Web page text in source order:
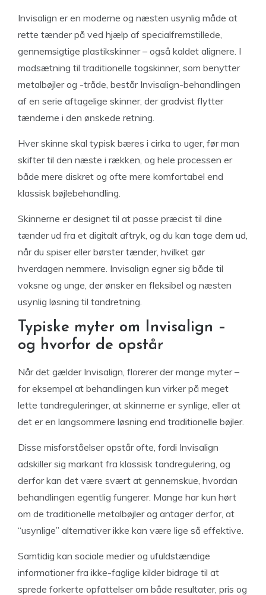
Invisalign er en moderne og næsten usynlig måde at
rette tænder på ved hjælp af specialfremstillede,
gennemsigtige plastikskinner – også kaldet alignere. I
modsætning til traditionelle togskinner, som benytter
metalbøjler og -tråde, består Invisalign-behandlingen
af en serie aftagelige skinner, der gradvist flytter
tænderne i den ønskede retning.
Hver skinne skal typisk bæres i cirka to uger, før man
skifter til den næste i rækken, og hele processen er
både mere diskret og ofte mere komfortabel end
klassisk bøjlebehandling.
Skinnerne er designet til at passe præcist til dine
tænder ud fra et digitalt aftryk, og du kan tage dem ud,
når du spiser eller børster tænder, hvilket gør
hverdagen nemmere. Invisalign egner sig både til
voksne og unge, der ønsker en fleksibel og næsten
usynlig løsning til tandretning.
Typiske myter om Invisalign –
og hvorfor de opstår
Når det gælder Invisalign, florerer der mange myter –
for eksempel at behandlingen kun virker på meget
lette tandreguleringer, at skinnerne er synlige, eller at
det er en langsommere løsning end traditionelle bøjler.
Disse misforståelser opstår ofte, fordi Invisalign
adskiller sig markant fra klassisk tandregulering, og
derfor kan det være svært at gennemskue, hvordan
behandlingen egentlig fungerer. Mange har kun hørt
om de traditionelle metalbøjler og antager derfor, at
“usynlige” alternativer ikke kan være lige så effektive.
Samtidig kan sociale medier og ufuldstændige
informationer fra ikke-faglige kilder bidrage til at
sprede forkerte opfattelser om både resultater, pris og